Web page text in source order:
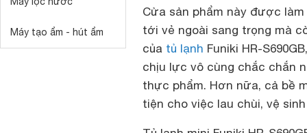
Máy tạo ẩm - hút ẩm
Cửa sản phẩm này được
tới vẻ ngoài sang trọng mà
của tủ lạnh Funiki HR-
chịu lực vô cùng chắc chắn
thực phẩm. Hơn nữa, cả bề
tiện cho việc lau chùi, vệ